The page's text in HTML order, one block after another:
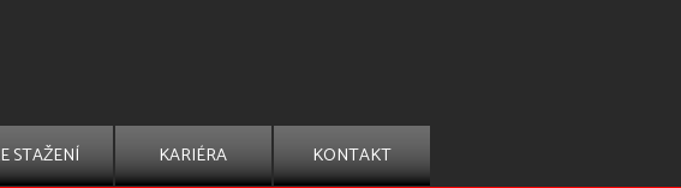
▼
STAŽENÍ KARIÉRA KONTAKT